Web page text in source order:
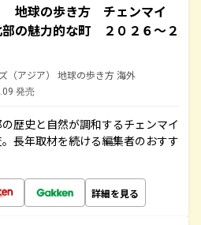
地球の歩き方 チェンマイ
部の魅力的な町 ２０２６～２
（アジア） 地球の歩き方 海外
発売
歴史と自然が調和するチェンマイ
長年取材を続ける編集者のおすす
詳細を見る